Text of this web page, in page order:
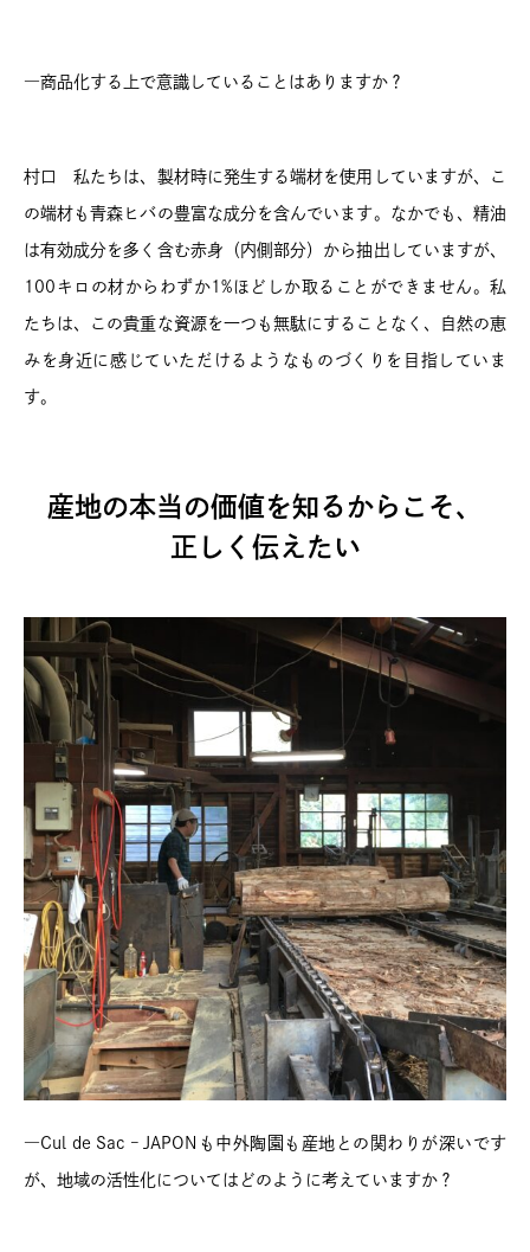
―商品化する上で意識していることはありますか？
村口 私たちは、製材時に発生する端材を使用していますが、こ
の端材も青森ヒバの豊富な成分を含んでいます。なかでも、精油
は有効成分を多く含む赤身（内側部分）から抽出していますが、
100キロの材からわずか1%ほどしか取ることができません。私
たちは、この貴重な資源を一つも無駄にすることなく、自然の恵
みを身近に感じていただけるようなものづくりを目指していま
す。
産地の本当の価値を知るからこそ、
正しく伝えたい
―Cul de Sac – JAPONも中外陶園も産地との関わりが深いです
が、地域の活性化についてはどのように考えていますか？